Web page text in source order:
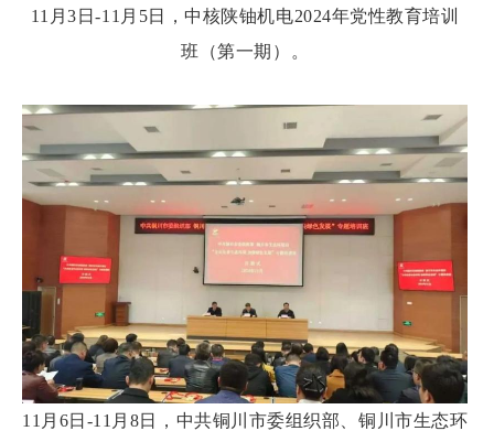
11月3日-11月5日，中核陕铀机电2024年党性教育培训
班（第一期）。
11月6日-11月8日，中共铜川市委组织部、铜川市生态环